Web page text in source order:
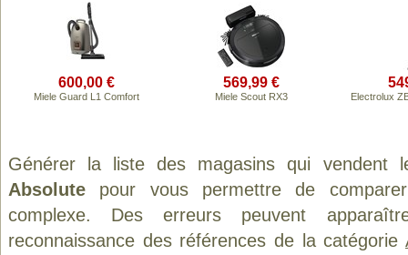
600,00 €
Miele Guard L1 Comfort
569,99 €
Miele Scout RX3 Electrolux
Générer la liste des magasins qui vendent
Absolute pour vous permettre de
complexe. Des erreurs peuvent
reconnaissance des références de la catégorie